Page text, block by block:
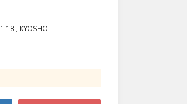
1:18 , KYOSHO